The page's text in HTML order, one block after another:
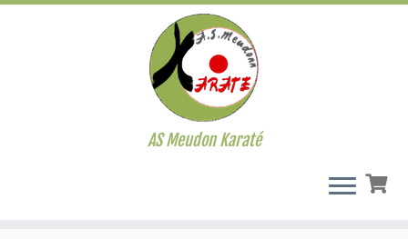
AS Meudon Karaté